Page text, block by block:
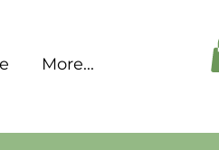
More...